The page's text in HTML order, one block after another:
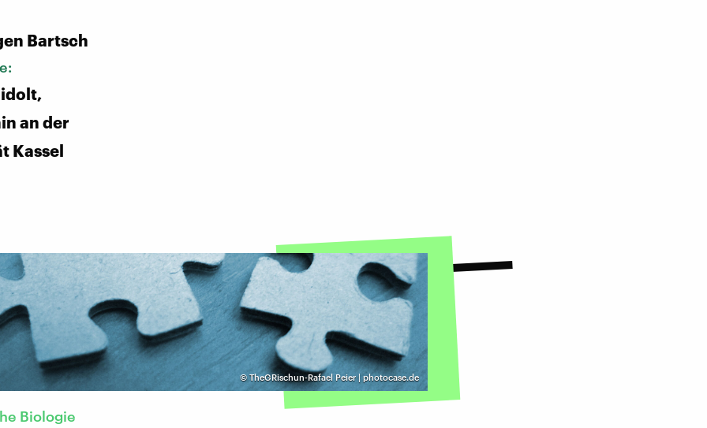
Bartsch
an der
Kassel
©TheGRischun-Rafael Peier | photocase.de
Biologie